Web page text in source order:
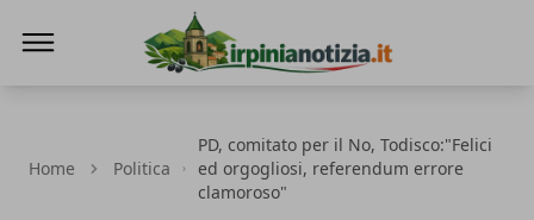
Home Politica
PD, comitato per il No, Todisco:"Felici
ed orgogliosi, referendum errore
clamoroso"